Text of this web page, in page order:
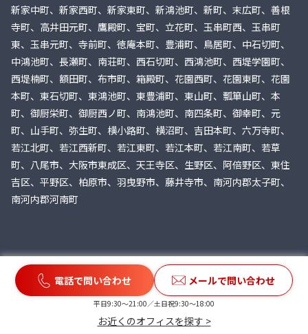
電話で問い合わせ メールで問い合わせ
平日9:30〜21:00／土日祝9:30〜18:00
お近くのオフィスを探す >
新家中町、新家西町、新家東町、新鴻池町、新町、末広町、善根
寺町、高井田元町、鷹殿町、宝町、立花町、玉串町西、玉串町
東、玉串元町、寺前町、徳庵本町、豊浦町、鳥居町、中石切町、
中鴻池町、長瀬町、南荘町、西石切町、西鴻池町、西堤学園町、
西堤楠町、額田町、布市町、箱殿町、花園西町、花園東町、花園
本町、東石切町、東鴻池町、東豊浦町、東山町、瓢箪山町、本
町、御厨栄町、御厨西ノ町、南鴻池町、南四条町、御幸町、元
町、山手町、弥生町、横小路町、横沼町、吉田本町、六万寺町、
若江北町、若江西新町、若江東町、若江本町、若江南町、若草
町、八尾市、大阪市東成区、天王寺区、生野区、阿倍野区、東住
吉区、平野区、柏原市、羽曳野市、藤井寺市、南河内郡太子町、
南河内郡河南町
お悩みから探す